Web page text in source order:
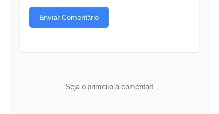
Enviar Comentário
Seja o primeiro a comentar!